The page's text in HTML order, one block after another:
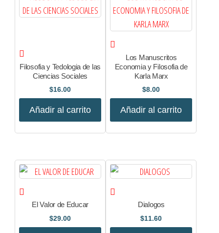
Filosofia y Tedologia de las
Ciencias Sociales
$16.00
Añadir al carrito
Los Manuscritos
Economia y Filosofia de
Karla Marx
$8.00
Añadir al carrito
El Valor de Educar
$29.00
Dialogos
$11.60